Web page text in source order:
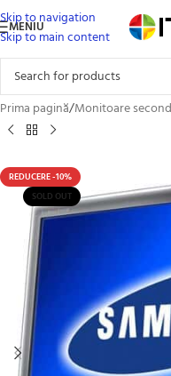
Skip to navigation
Skip to main content
MENIU
Prima pagină/Monitoare
REDUCERE -10%
SOLD OUT